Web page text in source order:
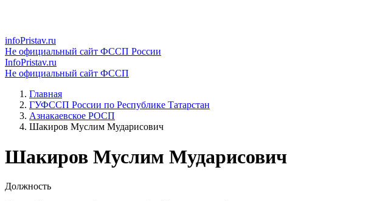
infoPristav.ru
Не официальный сайт ФССП России
InfoPristav.ru
Не официальный сайт ФССП
Главная
ГУФССП России по Республике Татарстан
Азнакаевское РОСП
Шакиров Муслим Мударисович
Шакиров Муслим Мударисович
Должность